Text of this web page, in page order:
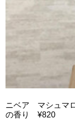
ニベア マシュマ
の香り ¥820